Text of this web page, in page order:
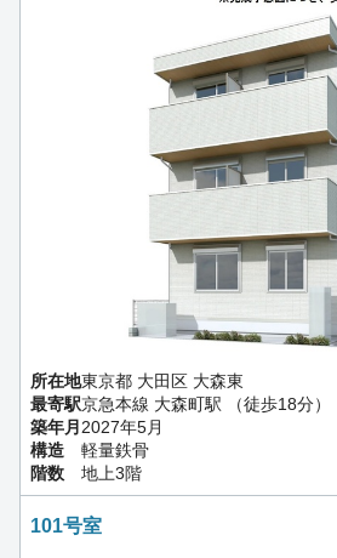
所在地東京都 大田区 大森東
最寄駅京急本線 大森町駅 （徒歩18分）
築年月 2027年5月
構造
軽量鉄骨
階数
地上3階
101号室